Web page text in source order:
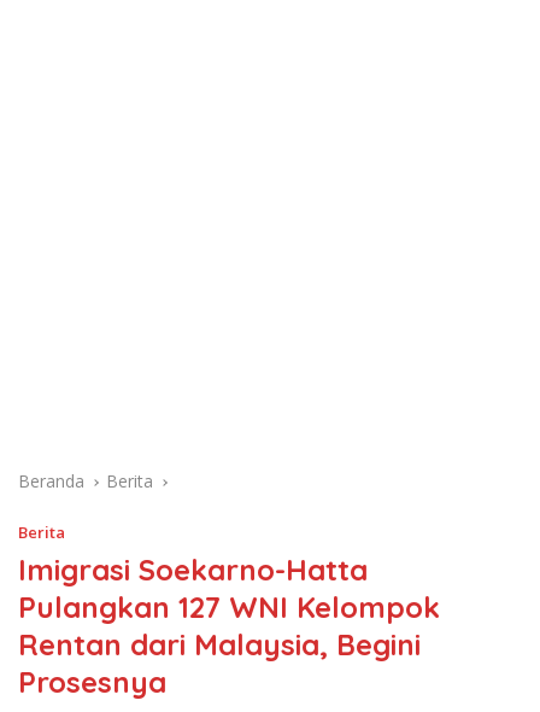
Beranda Berita
Berita
Imigrasi Soekarno-Hatta
Pulangkan 127 WNI Kelompok
Rentan dari Malaysia, Begini
Prosesnya